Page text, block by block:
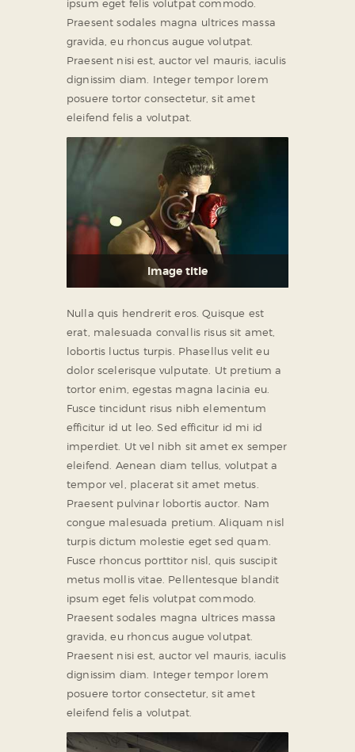
ipsum eget felis volutpat commodo.
Praesent sodales magna ultrices massa
gravida, eu rhoncus augue volutpat.
Praesent nisi est, auctor vel mauris, iaculis
dignissim diam. Integer tempor lorem
posuere tortor consectetur, sit amet
eleifend felis a volutpat.
Image title
Nulla quis hendrerit eros. Quisque est
erat, malesuada convallis risus sit amet,
lobortis luctus turpis. Phasellus velit eu
dolor scelerisque vulputate. Ut pretium a
tortor enim, egestas magna lacinia eu.
Fusce tincidunt risus nibh elementum
efficitur id ut leo. Sed efficitur id mi id
imperdiet. Ut vel nibh sit amet ex semper
eleifend. Aenean diam tellus, volutpat a
tempor vel, placerat sit amet metus.
Praesent pulvinar lobortis auctor. Nam
congue malesuada pretium. Aliquam nisl
turpis dictum molestie eget sed quam.
Fusce rhoncus porttitor nisl, quis suscipit
metus mollis vitae. Pellentesque blandit
ipsum eget felis volutpat commodo.
Praesent sodales magna ultrices massa
gravida, eu rhoncus augue volutpat.
Praesent nisi est, auctor vel mauris, iaculis
dignissim diam. Integer tempor lorem
posuere tortor consectetur, sit amet
eleifend felis a volutpat.